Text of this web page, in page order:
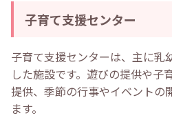
子育て支援センター
子育て支援センターは、主に乳
した施設です。遊びの提供や子
提供、季節の行事やイベントの
ます。